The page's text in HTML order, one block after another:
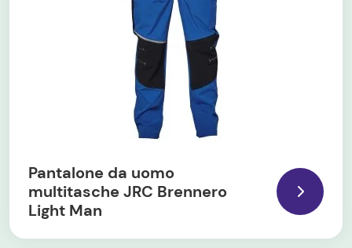
Pantalone da uomo
multitasche JRC Brennero
Light Man